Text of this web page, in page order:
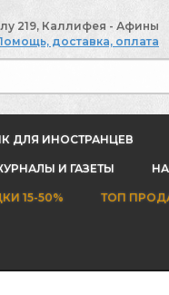
219, Каллифея - Афины
доставка, оплата
ДЛЯ ИНОСТРАНЦЕВ
И ГАЗЕТЫ
15-50% ТОП